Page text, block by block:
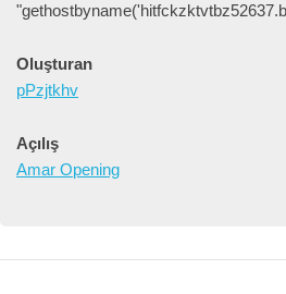
Oluşturan
pPzjtkhv
Açılış
Amar Opening